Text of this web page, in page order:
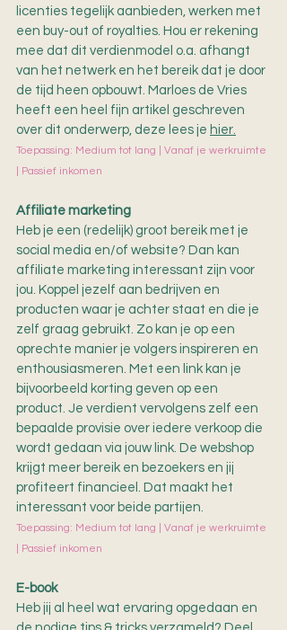
licenties tegelijk aanbieden, werken met
een buy-out of royalties. Hou er rekening
mee dat dit verdienmodel o.a. afhangt
van het netwerk en het bereik dat je door
de tijd heen opbouwt. Marloes de Vries
heeft een heel fijn artikel geschreven
over dit onderwerp, deze lees je hier.
Toepassing: Medium tot lang | Vanaf je werkruimte
| Passief inkomen
Affiliate marketing
Heb je een (redelijk) groot bereik met je
social media en/of website? Dan kan
affiliate marketing interessant zijn voor
jou. Koppel jezelf aan bedrijven en
producten waar je achter staat en die je
zelf graag gebruikt. Zo kan je op een
oprechte manier je volgers inspireren en
enthousiasmeren. Met een link kan je
bijvoorbeeld korting geven op een
product. Je verdient vervolgens zelf een
bepaalde provisie over iedere verkoop die
wordt gedaan via jouw link. De webshop
krijgt meer bereik en bezoekers en jij
profiteert financieel. Dat maakt het
interessant voor beide partijen.
Toepassing: Medium tot lang | Vanaf je werkruimte
| Passief inkomen
E-book
Heb jij al heel wat ervaring opgedaan en